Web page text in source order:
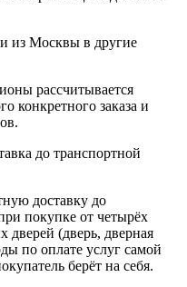
из Москвы в другие
рассчитывается
конкретного заказа и
до транспортной
доставку до
покупке от четырёх
дверей (дверь, дверная
по оплате услуг самой
берёт на себя.